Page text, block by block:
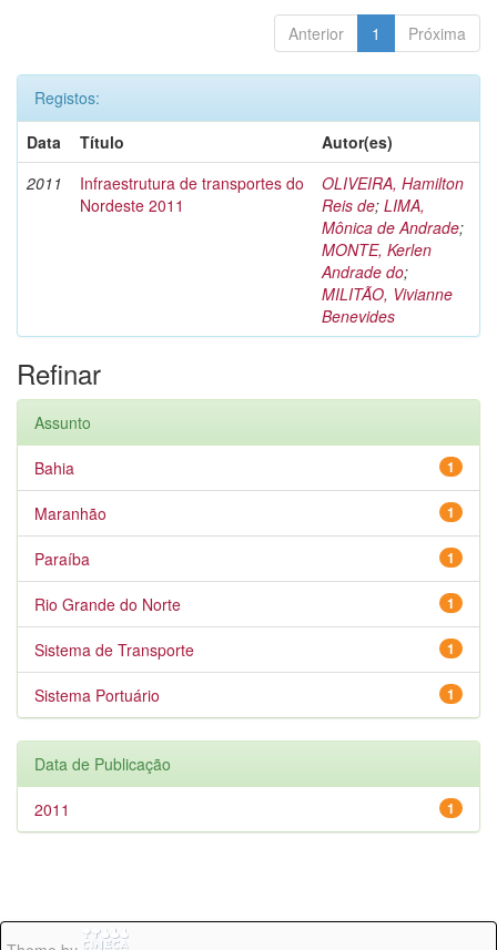
Anterior 1 Próxima
Registos:
Data
Título
Autor(es)
2011
Infraestrutura de transportes do
Nordeste 2011
OLIVEIRA, Hamilton
Reis de; LIMA,
Mônica de Andrade;
MONTE, Kerlen
Andrade do;
MILITÃO, Vivianne
Benevides
Refinar
Assunto
1
Bahia
1
Maranhão
1
Paraíba
1
Rio Grande do Norte
1
Sistema de Transporte
1
Sistema Portuário
Data de Publicação
1
2011